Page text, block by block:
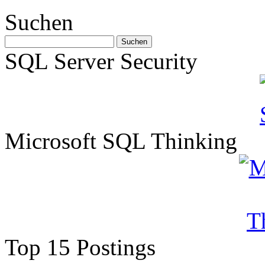
Suchen
SQL Server Security
Microsoft SQL Thinking
Top 15 Postings